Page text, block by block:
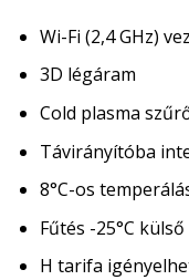
Wi-Fi (2,4 GHz)
3D légáram
Cold plasma
Távirányítóba
8°C-os
Fűtés -25°C
H tarifa